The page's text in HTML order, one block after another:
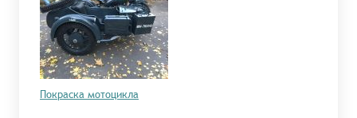
Покраска мотоцикла